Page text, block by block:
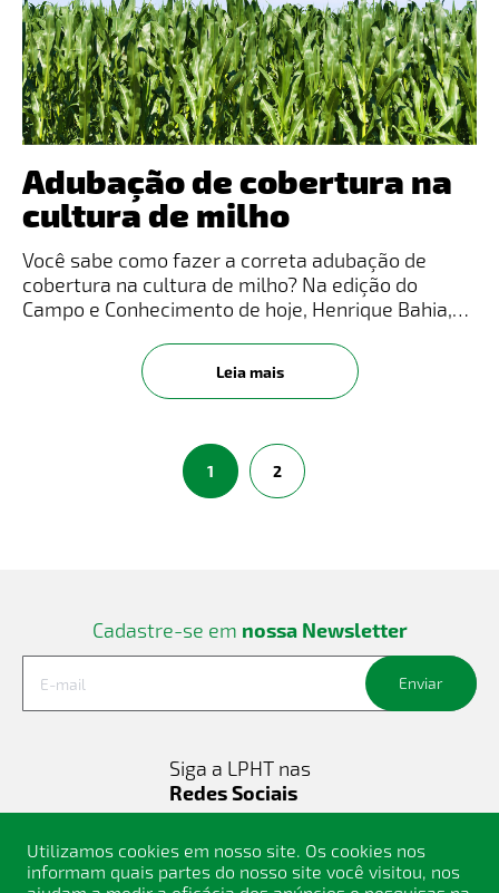
Adubação de cobertura na
cultura de milho
Você sabe como fazer a correta adubação de
cobertura na cultura de milho? Na edição do
Campo e Conhecimento de hoje, Henrique Bahia,
produtos, traz informações sobre como fazer a
adubação de cobertura para nitrogê
Leia mais
1 2
Cadastre-se em nossa Newsletter
Enviar
Siga a LPHT nas
Redes Sociais
Utilizamos cookies em nosso site. Os cookies nos
informam quais partes do nosso site você visitou, nos